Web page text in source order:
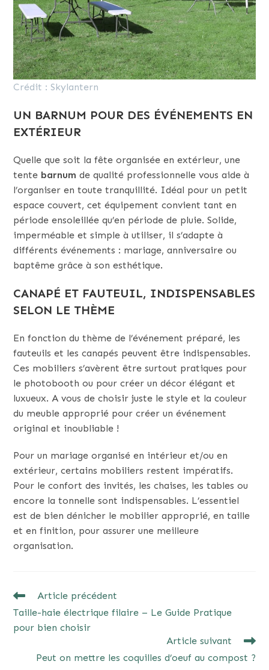
Crédit : Skylantern
UN BARNUM POUR DES ÉVÉNEMENTS EN
EXTÉRIEUR
Quelle que soit la fête organisée en extérieur, une
tente barnum de qualité professionnelle vous aide à
l’organiser en toute tranquillité. Idéal pour un petit
espace couvert, cet équipement convient tant en
période ensoleillée qu’en période de pluie. Solide,
imperméable et simple à utiliser, il s’adapte à
différents événements : mariage, anniversaire ou
baptême grâce à son esthétique.
CANAPÉ ET FAUTEUIL, INDISPENSABLES
SELON LE THÈME
En fonction du thème de l’événement préparé, les
fauteuils et les canapés peuvent être indispensables.
Ces mobiliers s’avèrent être surtout pratiques pour
le photobooth ou pour créer un décor élégant et
luxueux. A vous de choisir juste le style et la couleur
du meuble approprié pour créer un événement
original et inoubliable !
Pour un mariage organisé en intérieur et/ou en
extérieur, certains mobiliers restent impératifs.
Pour le confort des invités, les chaises, les tables ou
encore la tonnelle sont indispensables. L’essentiel
est de bien dénicher le mobilier approprié, en taille
et en finition, pour assurer une meilleure
organisation.
READ
ARTICLES
Article précédent
Taille-haie électrique filaire – Le Guide Pratique
pour bien choisir
Article suivant
Peut on mettre les coquilles d’oeuf au compost ?